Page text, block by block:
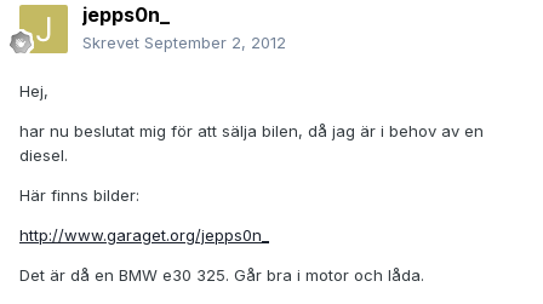
jepps0n_
Skrevet September 2, 2012
Hej,
har nu beslutat mig för att sälja bilen, då jag är i behov av en
diesel.
Här finns bilder:
http://www.garaget.org/jepps0n_
Det är då en BMW e30 325. Går bra i motor och låda.